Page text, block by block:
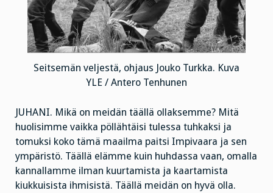
Seitsemän veljestä, ohjaus Jouko Turkka. Kuva
YLE / Antero Tenhunen
JUHANI. Mikä on meidän täällä ollaksemme? Mitä
huolisimme vaikka pöllähtäisi tulessa tuhkaksi ja
tomuksi koko tämä maailma paitsi Impivaara ja sen
ympäristö. Täällä elämme kuin huhdassa vaan, omalla
kannallamme ilman kuurtamista ja kaartamista
kiukkuisista ihmisistä. Täällä meidän on hyvä olla.